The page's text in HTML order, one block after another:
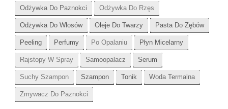
Odżywka Do Paznokci Odżywka Do Rzęs
Odżywka Do Włosów Oleje Do Twarzy Pasta Do Zębów
Peeling Perfumy Po Opalaniu Płyn Micelarny
Rajstopy W Spray Samoopalacz Serum
Suchy Szampon Szampon Tonik Woda Termalna
Zmywacz Do Paznokci